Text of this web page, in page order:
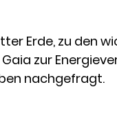
Erde, zu den
zur
nachgefragt.